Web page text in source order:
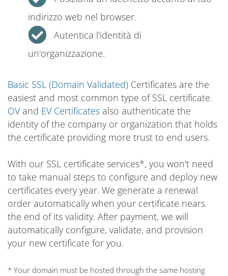
indirizzo web nel browser.
Autentica l'identità di
un'organizzazione.
Basic SSL (Domain Validated) Certificates are the
easiest and most common type of SSL certificate.
OVand EV Certificates also authenticate the
identity of the company or organization that holds
the certificate providing more trust to end users.
With our SSL certificate services*, you won't need
to take manual steps to configure and deploy new
certificates every year. We generate a renewal
order automatically when your certificate nears
the end of its validity. After payment, we will
automatically configure, validate, and provision
your new certificate for you.
* Your domain must be hosted through the same hosting